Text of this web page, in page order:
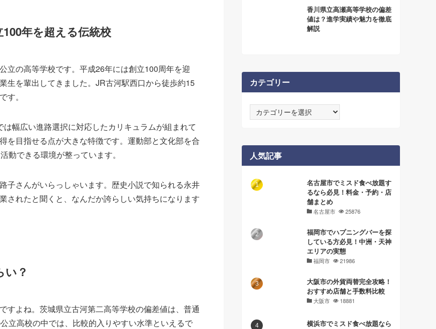
年を超える伝統校
立の高等学校です。平成26年には創立100周年を迎
生を輩出してきました。JR古河駅西口から徒歩約15
す。
幅広い進路選択に対応したカリキュラムが組まれて
を目指せる点が大きな特徴です。運動部と文化部を合
動できる環境が整っています。
子さんがいらっしゃいます。歴史小説で知られる永井
されたと聞くと、なんだか誇らしい気持ちになります
い？
すよね。茨城県立古河第二高等学校の偏差値は、普通
立高校の中では、比較的入りやすい水準といえるで
香川県立高瀬高等学校の偏差
値は？進学実績や魅力を徹底
解説
カテゴリー
テ
ー
人気記事
名古屋市でミスド食べ放題す
るなら必見！料金・予約・店
舗まとめ
名古屋市 25876
福岡市でハプニングバーを探
している方必見！中洲・天神
エリアの実態
福岡市 21986
大阪市の外貨両替完全攻略！
おすすめ店舗と手数料比較
大阪市 18881
横浜市でミスド食べ放題なら